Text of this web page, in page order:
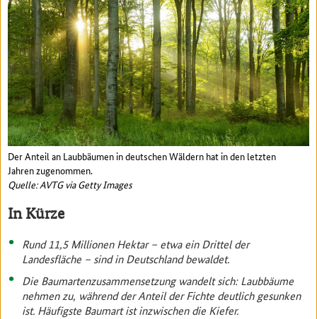
Der Anteil an Laubbäumen in deutschen Wäldern hat in den letzten
Jahren zugenommen.
Quelle: AVTG via Getty Images
In Kürze
Rund 11,5 Millionen Hektar – etwa ein Drittel der
Landesfläche – sind in Deutschland bewaldet.
Die Baumartenzusammensetzung wandelt sich: Laubbäume
nehmen zu, während der Anteil der Fichte deutlich gesunken
ist. Häufigste Baumart ist inzwischen die Kiefer.